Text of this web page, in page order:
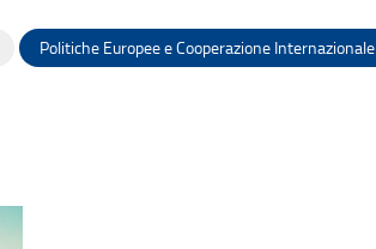
Politiche Europee e Cooperazione Internazionale